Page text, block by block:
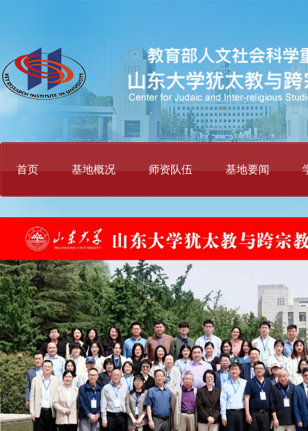
首页 基地概况 师资队伍 基地要闻